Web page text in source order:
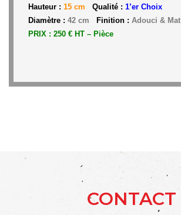
Hauteur : 15 cm Qualité : 1’er Choix
Diamètre : 42 cm Finition : Adouci & Mat
PRIX : 250 € HT – Pièce
CONTACT